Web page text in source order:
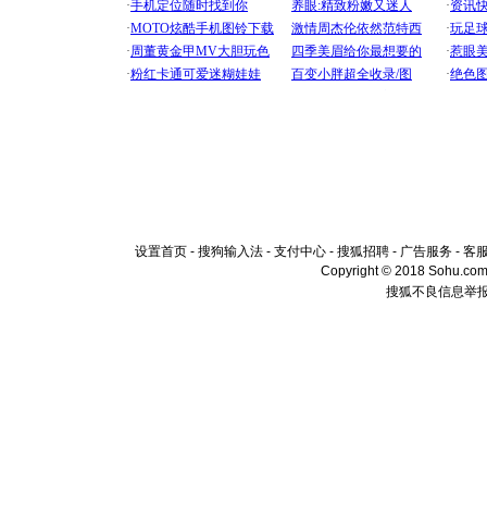
设置首页 - 搜狗输入法 - 支付中心 - 搜狐招聘 - 广告服务 - 客
Copyright © 2018
搜狐不良信息举